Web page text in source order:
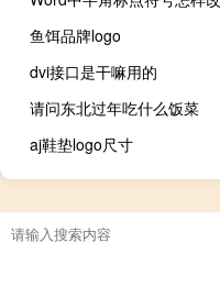
鱼饵品牌logo
dvi接口是干嘛用的
请问东北过年吃什么饭菜
aj鞋垫logo尺寸